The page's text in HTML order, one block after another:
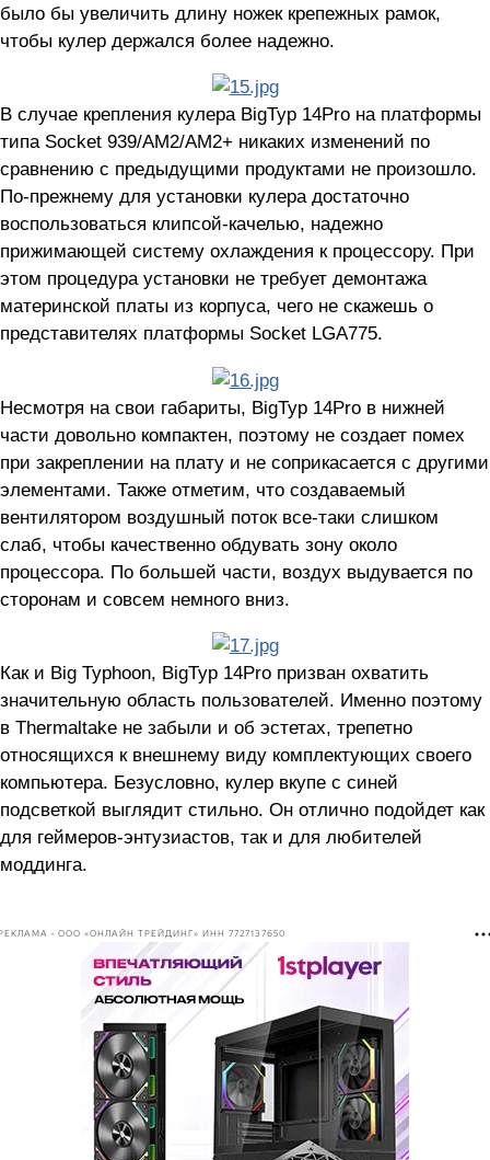
было бы увеличить длину ножек крепежных рамок,
чтобы кулер держался более надежно.
В случае крепления кулера BigTyp 14Pro на платформы
типа Socket 939/AM2/AM2+ никаких изменений по
сравнению с предыдущими продуктами не произошло.
По-прежнему для установки кулера достаточно
воспользоваться клипсой-качелью, надежно
прижимающей систему охлаждения к процессору. При
этом процедура установки не требует демонтажа
материнской платы из корпуса, чего не скажешь о
представителях платформы Socket LGA775.
Несмотря на свои габариты, BigTyp 14Pro в нижней
части довольно компактен, поэтому не создает помех
при закреплении на плату и не соприкасается с другими
элементами. Также отметим, что создаваемый
вентилятором воздушный поток все-таки слишком
слаб, чтобы качественно обдувать зону около
процессора. По большей части, воздух выдувается по
сторонам и совсем немного вниз.
Как и Big Typhoon, BigTyp 14Pro призван охватить
значительную область пользователей. Именно поэтому
в Thermaltake не забыли и об эстетах, трепетно
относящихся к внешнему виду комплектующих своего
компьютера. Безусловно, кулер вкупе с синей
подсветкой выглядит стильно. Он отлично подойдет как
для геймеров-энтузиастов, так и для любителей
моддинга.
• ООО «ОНЛАЙН ТРЕЙДИНГ» ИНН 7727137650